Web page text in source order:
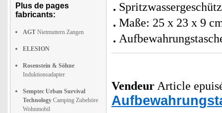
Plus de pages
fabricants:
AGT Nietmuttern Zangen
ELESION
Rosenstein & Söhne
Induktionsadapter
Semptec Urban Survival
Technology Camping Zubehöre
Wohnmobil
Maße: 25 x 23 x 9
Vendeur Article